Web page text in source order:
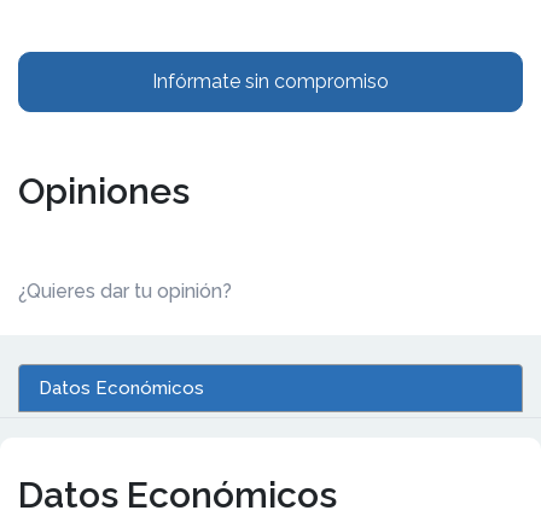
Infórmate sin compromiso
Opiniones
¿Quieres dar tu opinión?
Datos Económicos
Datos Económicos